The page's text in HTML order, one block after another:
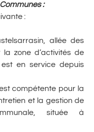
:
:
allée des
zone d’activités de
en service depuis
compétente pour la
et la gestion de
située à